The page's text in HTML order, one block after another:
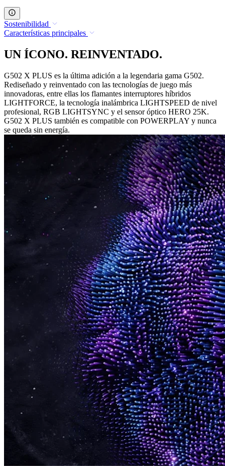
Sostenibilidad
Características principales
UN ÍCONO. REINVENTADO.
G502 X PLUS es la última adición a la legendaria gama G502.
Rediseñado y reinventado con las tecnologías de juego más
innovadoras, entre ellas los flamantes interruptores híbridos
LIGHTFORCE, la tecnología inalámbrica LIGHTSPEED de nivel
profesional, RGB LIGHTSYNC y el sensor óptico HERO 25K.
G502 X PLUS también es compatible con POWERPLAY y nunca
se queda sin energía.